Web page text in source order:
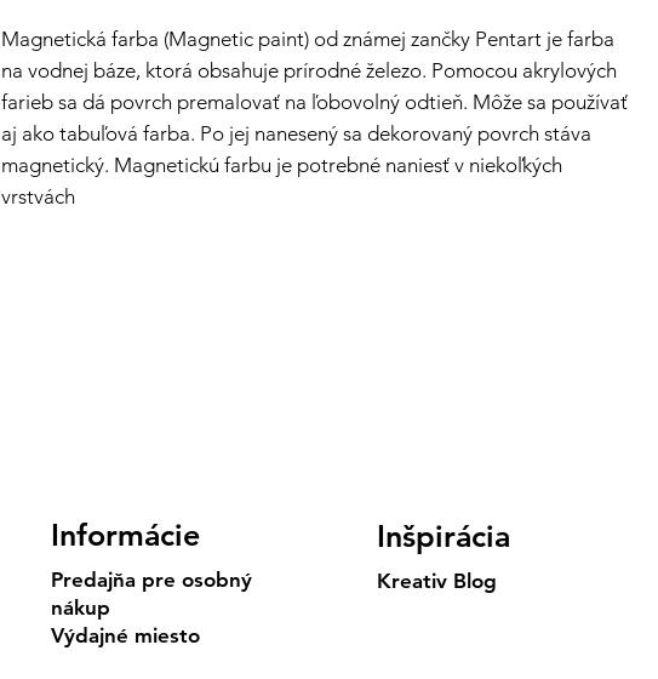
Magnetická farba (Magnetic paint) od známej zančky Pentart je farba
na vodnej báze, ktorá obsahuje prírodné železo. Pomocou akrylových
farieb sa dá povrch premalovať na ľobovolný odtieň. Môže sa používať
aj ako tabuľová farba. Po jej nanesený sa dekorovaný povrch stáva
magnetický. Magnetickú farbu je potrebné naniesť v niekoľkých
vrstvách
Informácie
Predajňa pre osobný
nákup
Výdajné miesto
Inšpirácia
Kreativ Blog